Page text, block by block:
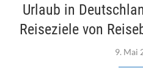
Urlaub in
Reiseziele von
9. Mai